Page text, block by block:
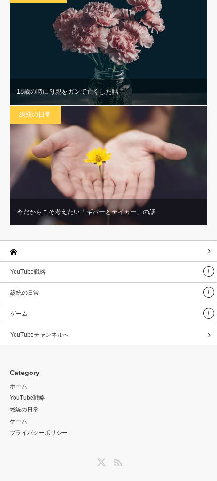
18歳の時に母親をガンで亡くした話
総統の日常
今だからこそ考えたい「ギバーとテイカー」の話
YouTube戦略
総統の日常
ゲーム
YouTubeチャンネルへ
Category
ホーム
YouTube戦略
総統の日常
ゲーム
プライバシーポリシー